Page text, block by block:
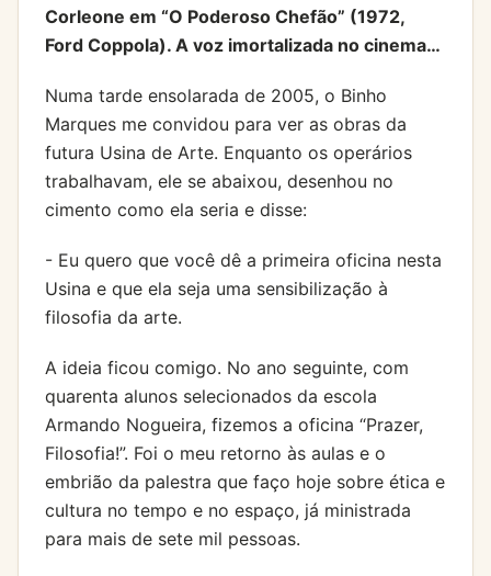
Corleone em “O Poderoso Chefão” (1972,
Ford Coppola). A voz imortalizada no cinema…
Numa tarde ensolarada de 2005, o Binho
Marques me convidou para ver as obras da
futura Usina de Arte. Enquanto os operários
trabalhavam, ele se abaixou, desenhou no
cimento como ela seria e disse:
- Eu quero que você dê a primeira oficina nesta
Usina e que ela seja uma sensibilização à
filosofia da arte.
A ideia ficou comigo. No ano seguinte, com
quarenta alunos selecionados da escola
Armando Nogueira, fizemos a oficina “Prazer,
Filosofia!”. Foi o meu retorno às aulas e o
embrião da palestra que faço hoje sobre ética e
cultura no tempo e no espaço, já ministrada
para mais de sete mil pessoas.